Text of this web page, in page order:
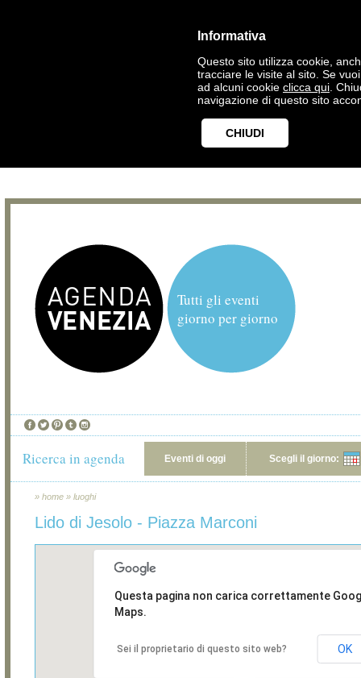
Informativa
Questo sito utilizza cookie,
tracciare le visite al sito. Se
ad alcuni cookie clicca qui .
navigazione di questo sito
CHIUDI
Tutti gli eventi
giorno per giorno
Ricerca in agenda Eventi di oggi Scegli il giorno:
» home » luoghi
Lido di Jesolo - Piazza Marconi
Questa pagina non carica correttamente
Maps.
Sei il proprietario di questo sito web? OK